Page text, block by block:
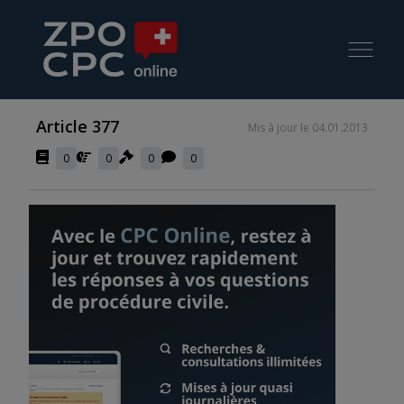
Article 377
Mis à jour le 04.01.2013
0
0 0 0